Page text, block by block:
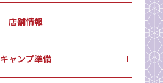
店舗情報
キャンプ準備